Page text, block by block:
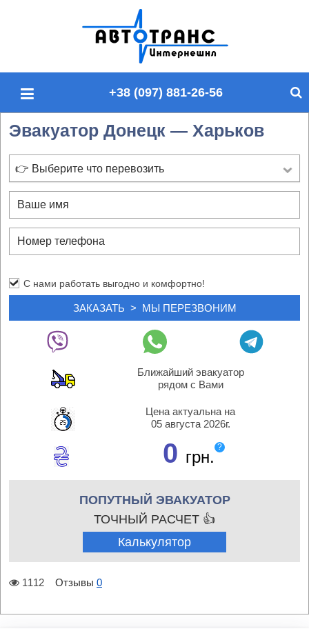
п
о
й
у
+38 (097) 881-26-56
Эвакуатор Донецк — Харьков
👉 Выберите что перевозить
С нами работать выгодно и комфортно!
Ближайший эвакуатор
рядом с Вами
Цена актуальна на
05 августа 2026г.
0 грн.
?
ПОПУТНЫЙ ЭВАКУАТОР
ТОЧНЫЙ РАСЧЕТ 👍
Калькулятор
1112 Отзывы 0